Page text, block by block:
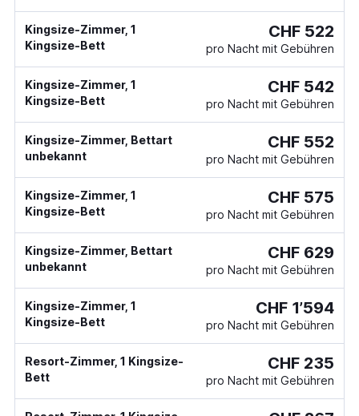
Kingsize-Zimmer, 1
Kingsize-Bett
CHF 522
pro Nacht mit Gebühren
Kingsize-Zimmer, 1
Kingsize-Bett
CHF 542
pro Nacht mit Gebühren
Kingsize-Zimmer, Bettart
unbekannt
CHF 552
pro Nacht mit Gebühren
Kingsize-Zimmer, 1
Kingsize-Bett
CHF 575
pro Nacht mit Gebühren
Kingsize-Zimmer, Bettart
unbekannt
CHF 629
pro Nacht mit Gebühren
Kingsize-Zimmer, 1
Kingsize-Bett
CHF 1’594
pro Nacht mit Gebühren
Resort-Zimmer, 1 Kingsize-
Bett
CHF 235
pro Nacht mit Gebühren